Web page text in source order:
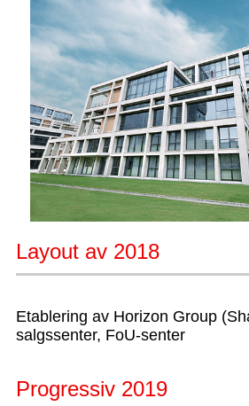
Layout av 2018
Etablering av Horizon Group
salgssenter, FoU-senter
Progressiv 2019